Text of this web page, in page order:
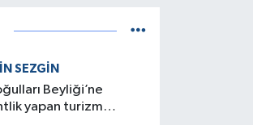
SEZGIN
Beyliği’ne
yapan turizm